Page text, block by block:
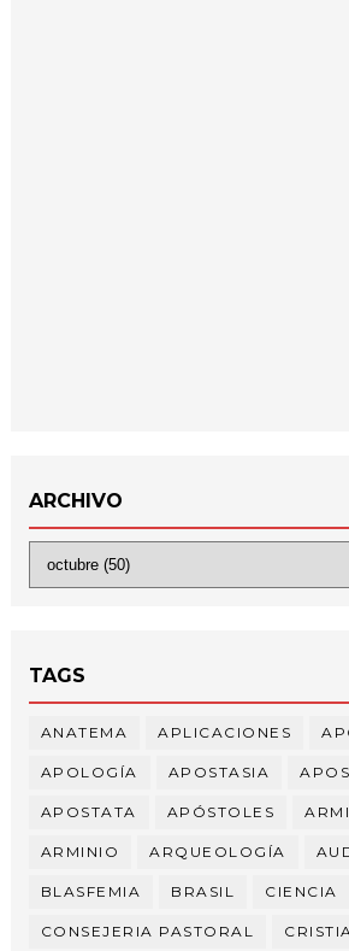
ARCHIVO
TAGS
ANATEMA APLICACIONES
APOLOGÍA APOSTASIA
APOSTATA APÓSTOLES
ARMINIO ARQUEOLOGÍA
BLASFEMIA BRASIL CIENCIA
CONSEJERIA PASTORAL